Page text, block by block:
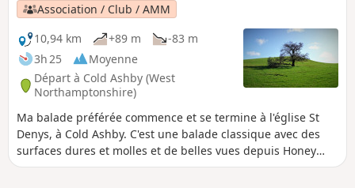
Association / Club / AMM
10,94 km
+89 m
-83 m
3h 25
Moyenne
Départ à Cold Ashby (West
Northamptonshire)
Ma balade préférée commence et se termine à l'église St
Denys, à Cold Ashby. C'est une balade classique avec des
surfaces dures et molles et de belles vues depuis Honey
Hill.